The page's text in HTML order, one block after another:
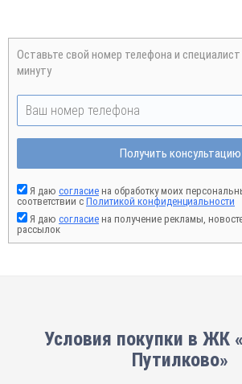
Оставьте свой номер телефона и специалист
минуту
Получить консультацию
Я даю согласие на обработку моих
соответствии с Политикой конфиденциальности
Я даю согласие на получение рекламы,
рассылок
Условия покупки в ЖК
Путилково»